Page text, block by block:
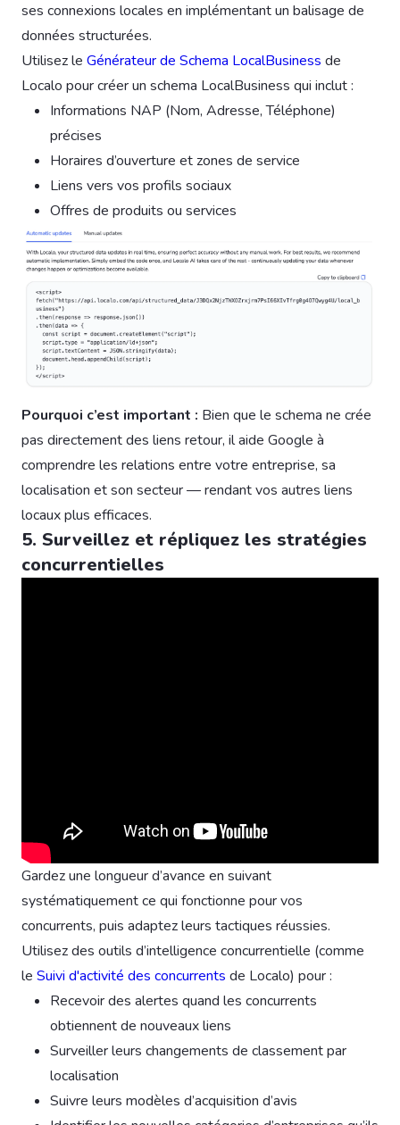
ses connexions locales en implémentant un balisage de
données structurées.
Utilisez le Générateur de Schema LocalBusiness de
Localo pour créer un schema LocalBusiness qui inclut :
Informations NAP (Nom, Adresse, Téléphone)
précises
Horaires d’ouverture et zones de service
Liens vers vos profils sociaux
Offres de produits ou services
Pourquoi c’est important : Bien que le schema ne crée
pas directement des liens retour, il aide Google à
comprendre les relations entre votre entreprise, sa
localisation et son secteur — rendant vos autres liens
locaux plus efficaces.
5. Surveillez et répliquez les stratégies
concurrentielles
Gardez une longueur d’avance en suivant
systématiquement ce qui fonctionne pour vos
concurrents, puis adaptez leurs tactiques réussies.
Utilisez des outils d’intelligence concurrentielle (comme
le Suivi d'activité des concurrents de Localo) pour :
Recevoir des alertes quand les concurrents
obtiennent de nouveaux liens
Surveiller leurs changements de classement par
localisation
Suivre leurs modèles d’acquisition d’avis